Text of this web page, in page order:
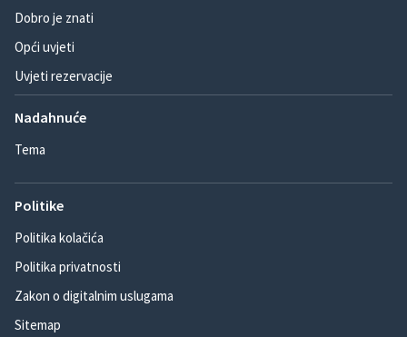
Dobro je znati
Opći uvjeti
Uvjeti rezervacije
Nadahnuće
Tema
Politike
Politika kolačića
Politika privatnosti
Zakon o digitalnim uslugama
Sitemap